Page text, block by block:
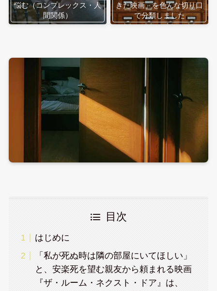
悩む（コンプレックス・人
間関係）
きた映画」を色んな切り口
で分類しました
目次
はじめに
「私が死ぬ時は隣の部屋にいてほしい」
と、安楽死を望む親友から頼まれる映画
『ザ・ルーム・ネクスト・ドア』は、